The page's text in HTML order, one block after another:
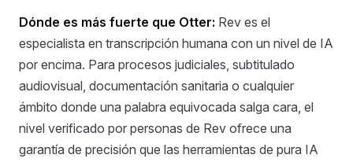
Dónde es más fuerte que Otter: Rev es el
especialista en transcripción humana con un nivel de IA
por encima. Para procesos judiciales, subtitulado
audiovisual, documentación sanitaria o cualquier
ámbito donde una palabra equivocada salga cara, el
nivel verificado por personas de Rev ofrece una
garantía de precisión que las herramientas de pura IA